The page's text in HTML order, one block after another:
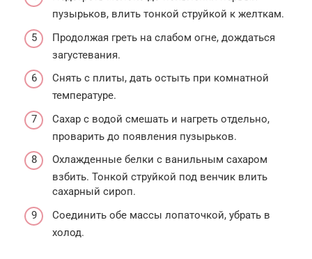
пузырьков, влить тонкой струйкой к желткам.
Продолжая греть на слабом огне, дождаться
загустевания.
Снять с плиты, дать остыть при комнатной
температуре.
Сахар с водой смешать и нагреть отдельно,
проварить до появления пузырьков.
Охлажденные белки с ванильным сахаром
взбить. Тонкой струйкой под венчик влить
сахарный сироп.
Соединить обе массы лопаточкой, убрать в
холод.